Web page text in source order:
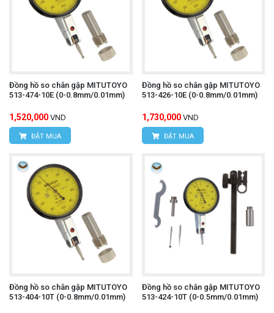
Đồng hồ so chân gập MITUTOYO
513-474-10E (0-0.8mm/0.01mm)
1,520,000 VND
ĐẶT MUA
Đồng hồ so chân gập MITUTOYO
513-426-10E (0-0.8mm/0.01mm)
1,730,000 VND
ĐẶT MUA
Đồng hồ so chân gập MITUTOYO
513-404-10T (0-0.8mm/0.01mm)
Đồng hồ so chân gập MITUTOYO
513-424-10T (0-0.5mm/0.01mm)